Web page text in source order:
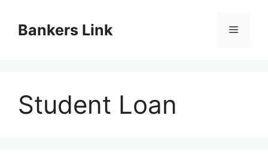
contentBankers Link Menu
Student Loan